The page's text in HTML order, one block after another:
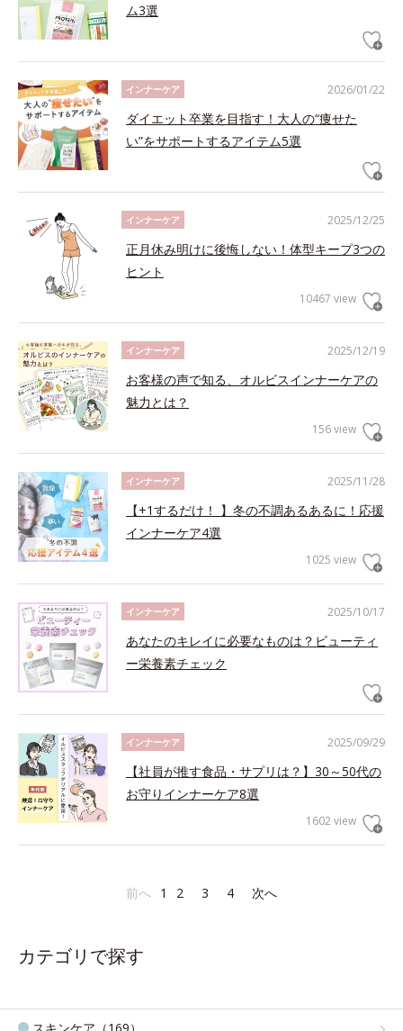
ム3選
2026/01/22
インナーケア
ダイエット卒業を目指す！大人の“痩せた
い”をサポートするアイテム5選
2025/12/25
インナーケア
正月休み明けに後悔しない！体型キープ3つの
ヒント
10467 view
2025/12/19
インナーケア
お客様の声で知る、オルビスインナーケアの
魅力とは？
156 view
2025/11/28
インナーケア
【+1するだけ！ 】冬の不調あるあるに！応援
インナーケア4選
1025 view
2025/10/17
インナーケア
あなたのキレイに必要なものは？ビューティ
ー栄養素チェック
2025/09/29
インナーケア
【社員が推す食品・サプリは？】30～50代の
お守りインナーケア8選
1602 view
前へ 1 2 3 4 次へ
カテゴリで探す